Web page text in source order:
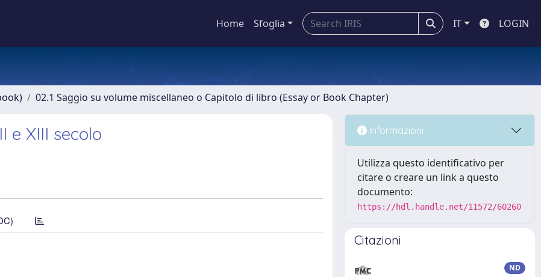
Home Sfoglia IT LOGIN
02.1 Saggio su volume miscellaneo o Capitolo di libro (Essay or Book Chapter)
e XIII secolo Informazioni
Utilizza questo identificativo per
citare o creare un link a questo
documento:
https://hdl.handle.net/11572/60260
Citazioni
ND